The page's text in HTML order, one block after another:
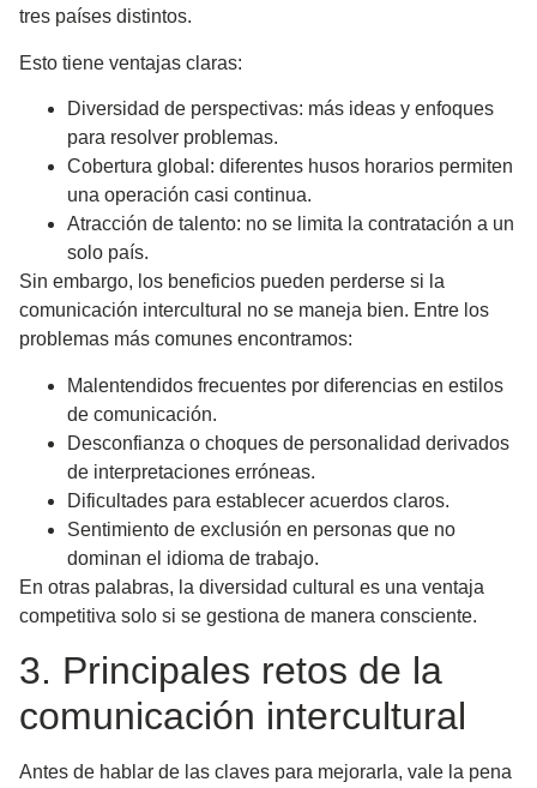
tres países distintos.
Esto tiene ventajas claras:
Diversidad de perspectivas: más ideas y enfoques
para resolver problemas.
Cobertura global : diferentes husos horarios permiten
una operación casi continua.
Atracción de talento: no se limita la contratación a un
solo país.
Sin embargo, los beneficios pueden perderse si la
comunicación intercultural no se maneja bien. Entre los
problemas más comunes encontramos:
Malentendidos frecuentes por diferencias en estilos
de comunicación.
Desconfianza o choques de personalidad derivados
de interpretaciones erróneas.
Dificultades para establecer acuerdos claros.
Sentimiento de exclusión en personas que no
dominan el idioma de trabajo.
En otras palabras, la diversidad cultural es una ventaja
competitiva solo si se gestiona de manera consciente.
3. Principales retos de la
comunicación intercultural
Antes de hablar de las claves para mejorarla, vale la pena